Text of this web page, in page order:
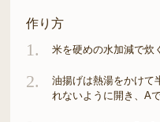
作り方
1. 米を硬めの水加減で炊
2.
油揚げは熱湯をかけて
れないように開き、A